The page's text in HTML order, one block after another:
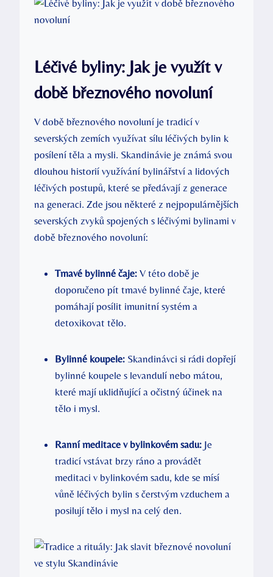
Léčivé byliny: Jak je využít v
době březnového novoluní
V době březnového novoluní je tradicí v
severských zemích využívat sílu léčivých bylin k
posílení těla a mysli. Skandinávie je známá svou
dlouhou historií využívání bylinářství a lidových
léčivých postupů, které se předávají z generace
na generaci. Zde jsou některé z nejpopulárnějších
severských zvyků spojených s léčivými bylinami v
době březnového novoluní:
Tmavé bylinné čaje: V této době je
doporučeno pít tmavé bylinné čaje, které
pomáhají posílit imunitní systém a
detoxikovat tělo.
Bylinné koupele: Skandinávci si rádi dopřejí
bylinné koupele s levandulí nebo mátou,
které mají uklidňující a očistný účinek na
tělo i mysl.
Ranní meditace v bylinkovém sadu: Je
tradicí vstávat brzy ráno a provádět
meditaci v bylinkovém sadu, kde se mísí
vůně léčivých bylin s čerstvým vzduchem a
posilují tělo i mysl na celý den.